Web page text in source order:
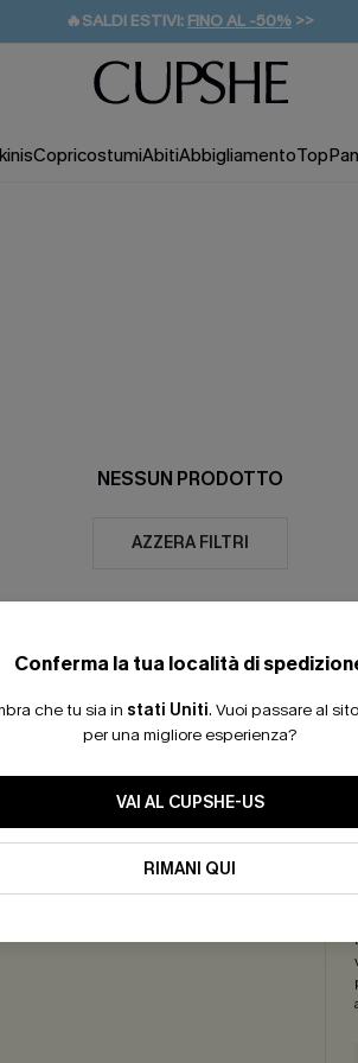
🔥SALDI ESTIVI: FINO AL -50% >>
🚚SPEDIZIONE GRATUITA DA 49€
💌REGALO PER I NUOVI: 20% DI SCONTO*
CopricostumiAbitiAbbigliamentoTop
NESSUN PRODOTTO
AZZERA FILTRI
Conferma la tua località di
che tu sia in stati Uniti. Vuoi passare al
per una migliore esperienza?
VAI AL CUPSHE-US
RIMANI QUI